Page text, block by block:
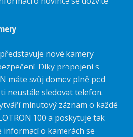
nové kamery
Díky propojení s
máte svůj domov plně pod
neustále sledovat telefon.
minutový záznam o každé
100 a poskytuje tak
informací o kamerách se